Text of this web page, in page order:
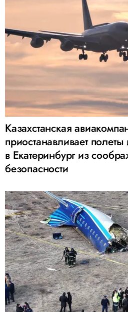
Казахстанская
приостанавливает
в Екатеринбург из
безопасности